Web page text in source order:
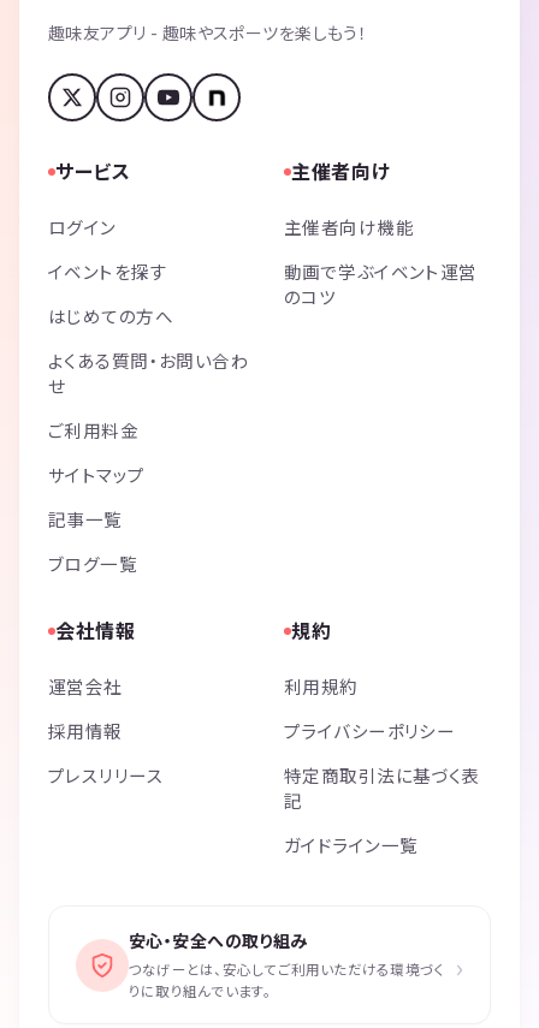
趣味友アプリ - 趣味やスポーツを楽しもう！
サービス
ログイン
イベントを探す
はじめての方へ
よくある質問・お問い合わ
せ
ご利用料金
サイトマップ
記事一覧
ブログ一覧
主催者向け
主催者向け機能
動画で学ぶイベント運営
のコツ
会社情報
運営会社
採用情報
プレスリリース
規約
利用規約
プライバシーポリシー
特定商取引法に基づく表
記
ガイドライン一覧
安心・安全への取り組み
つなげーとは、安心してご利用いただける環境づく
りに取り組んでいます。
›